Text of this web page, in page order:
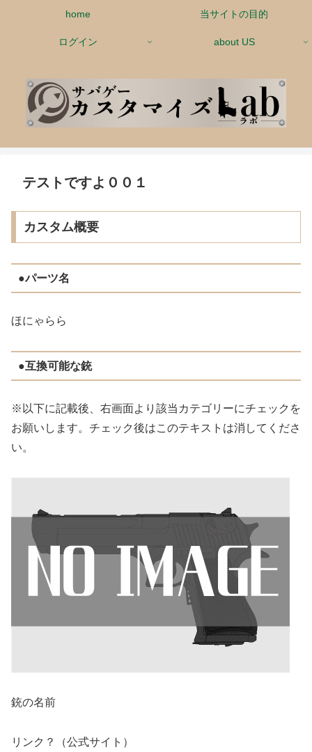
home 当サイトの目的
ログイン about US
テストですよ００１
カスタム概要
●パーツ名
ほにゃらら
●互換可能な銃
※以下に記載後、右画面より該当カテゴリーにチェックを
お願いします。チェック後はこのテキストは消してくださ
い。
銃の名前
リンク？（公式サイト）